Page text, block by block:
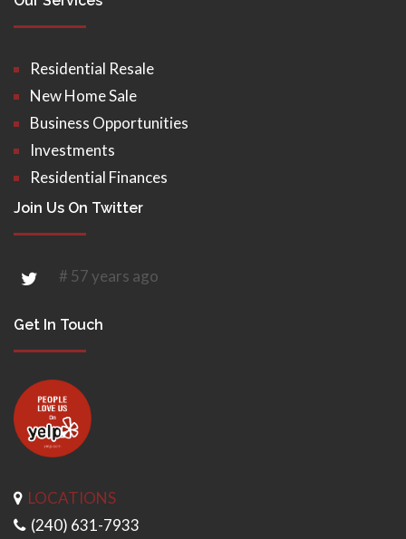
Residential Resale
New Home Sale
Business Opportunities
Investments
Residential Finances
Join Us On Twitter
# 57 years ago
Get In Touch
LOCATIONS
(240) 631-7933